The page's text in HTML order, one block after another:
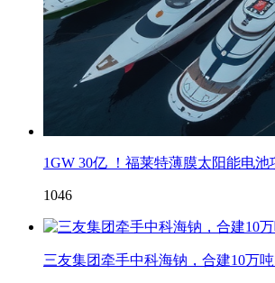
1GW 30亿 ！福莱特薄膜太阳能电池
1046
三友集团牵手中科海钠，合建10万